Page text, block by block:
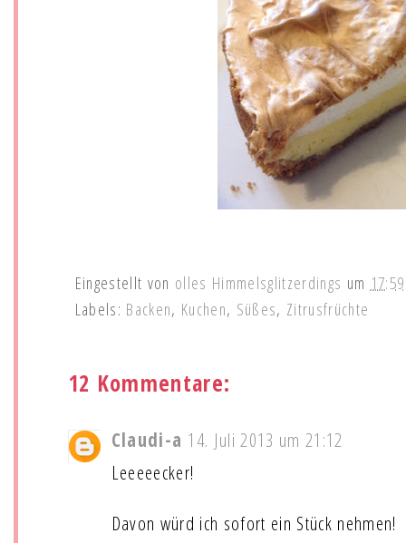
Eingestellt von olles Himmelsglitzerdings um 17:59
Labels: Backen, Kuchen, Süßes, Zitrusfrüchte
12 Kommentare:
Claudi-a 14. Juli 2013 um 21:12
Leeeeecker!
Davon würd ich sofort ein Stück nehmen!